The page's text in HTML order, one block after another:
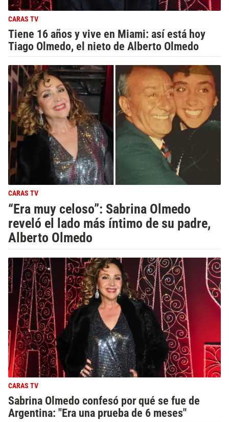
CARAS TV
Tiene 16 años y vive en Miami: así está hoy
Tiago Olmedo, el nieto de Alberto Olmedo
CARAS TV
“Era muy celoso”: Sabrina Olmedo
reveló el lado más íntimo de su padre,
Alberto Olmedo
CARAS TV
Sabrina Olmedo confesó por qué se fue de
Argentina: "Era una prueba de 6 meses"